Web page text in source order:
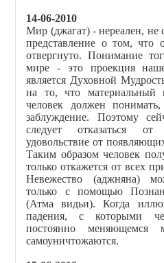
14-06-2010
Мир (джагат) - нереален, не
представление о том, что
отвергнуто. Понимание
мире - это проекция
является Духовной
на то, что материальный
человек должен
заблуждение. Поэтому
следует отказаться от
удовольствие от
Таким образом человек
только откажется от всех
Невежество (аджняна)
только с помощью
(Атма видьи). Когда
падения, с которыми
постоянно меняющемся
самоуничтожаются.